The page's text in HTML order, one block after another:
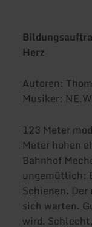
Herz
Autoren:
Musiker:
123 Meter
Meter hohen
Bahnhof
ungemütlich:
Schienen.
sich warten.
wird.